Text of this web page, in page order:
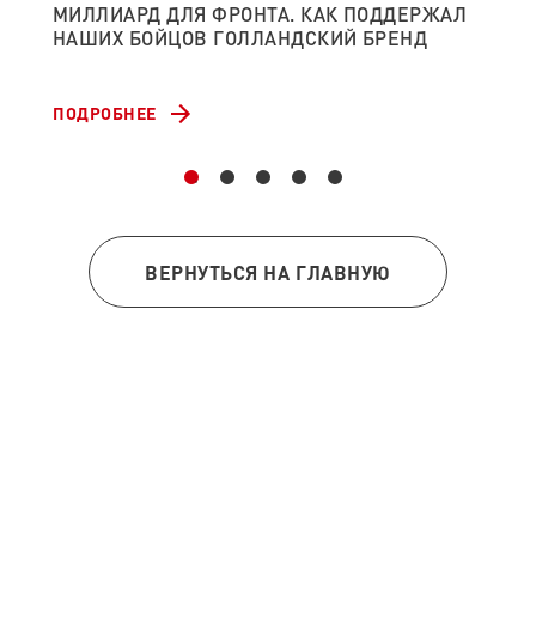
МИЛЛИАРД ДЛЯ ФРОНТА. КАК ПОДДЕРЖАЛ
НАШИХ БОЙЦОВ ГОЛЛАНДСКИЙ БРЕНД
ПОДРОБНЕЕ
ВЕРНУТЬСЯ НА ГЛАВНУЮ